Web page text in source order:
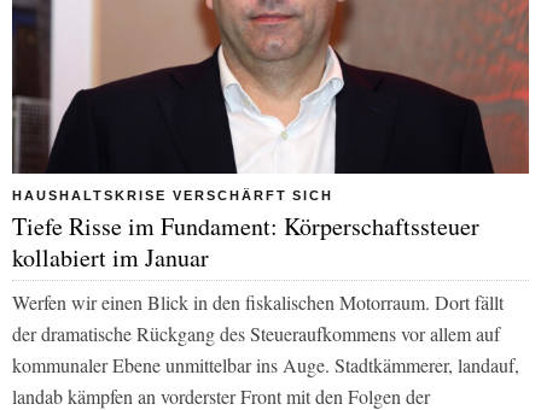
HAUSHALTSKRISE VERSCHÄRFT SICH
Tiefe Risse im Fundament: Körperschaftssteuer
kollabiert im Januar
Werfen wir einen Blick in den fiskalischen Motorraum. Dort fällt
der dramatische Rückgang des Steueraufkommens vor allem auf
kommunaler Ebene unmittelbar ins Auge. Stadtkämmerer, landauf,
landab kämpfen an vorderster Front mit den Folgen der